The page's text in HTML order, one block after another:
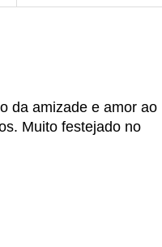
da amizade e amor ao
Muito festejado no